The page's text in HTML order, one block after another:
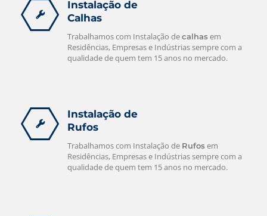
Instalação de
Calhas
Trabalhamos com Instalação decalhasem
Residências, Empresas e Indústrias sempre com a
qualidade de quem tem 15 anos no mercado.
Instalação de
Rufos
Trabalhamos com Instalação de Rufosem
Residências, Empresas e Indústrias sempre com a
qualidade de quem tem 15 anos no mercado.